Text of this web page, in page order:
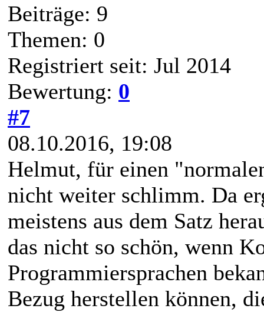
Beiträge: 9
Themen: 0
Registriert seit: Jul 2014
Bewertung: 0
#7
08.10.2016, 19:08
Helmut, für einen
nicht weiter schlimm. Da
meistens aus dem Satz
das nicht so schön, wenn
Programmiersprachen
Bezug herstellen können,